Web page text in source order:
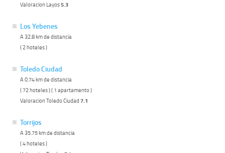
Valoracion Layos5.3
Los Yebenes
A 32.8 km de distancia
( 2 hoteles )
Toledo Ciudad
A 0.74 km de distancia
( 72 hoteles ) ( 1 apartamento )
Valoracion Toledo Ciudad 7.1
Torrijos
A 35.75 km de distancia
( 4 hoteles )